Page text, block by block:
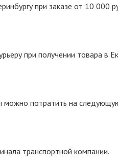
при заказе от 10 000
при получении товара в
можно потратить на
транспортной компании.